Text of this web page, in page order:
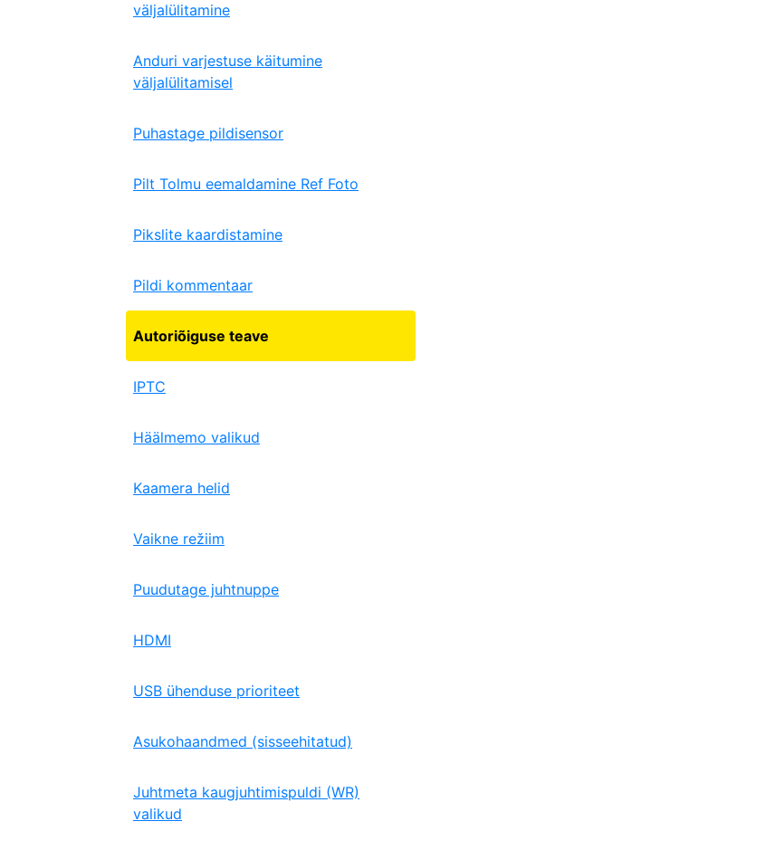
väljalülitamine
Anduri varjestuse käitumine
väljalülitamisel
Puhastage pildisensor
Pilt Tolmu eemaldamine Ref Foto
Pikslite kaardistamine
Pildi kommentaar
Autoriõiguse teave
IPTC
Häälmemo valikud
Kaamera helid
Vaikne režiim
Puudutage juhtnuppe
HDMI
USB ühenduse prioriteet
Asukohaandmed (sisseehitatud)
Juhtmeta kaugjuhtimispuldi (WR)
valikud